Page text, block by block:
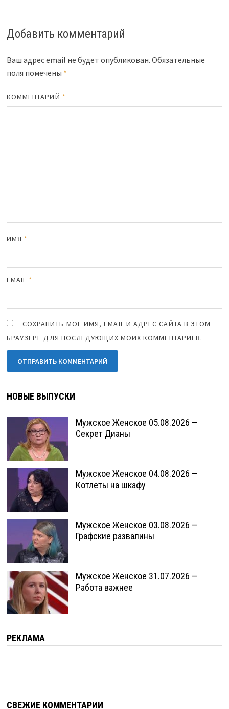
Добавить комментарий
Ваш адрес email не будет опубликован. Обязательные
поля помечены *
КОММЕНТАРИЙ *
ИМЯ *
EMAIL *
СОХРАНИТЬ МОЁ ИМЯ, EMAIL И АДРЕС САЙТА В ЭТОМ
БРАУЗЕРЕ ДЛЯ ПОСЛЕДУЮЩИХ МОИХ КОММЕНТАРИЕВ.
НОВЫЕ ВЫПУСКИ
Мужское Женское 05.08.2026 —
Секрет Дианы
Мужское Женское 04.08.2026 —
Котлеты на шкафу
Мужское Женское 03.08.2026 —
Графские развалины
Мужское Женское 31.07.2026 —
Работа важнее
РЕКЛАМА
СВЕЖИЕ КОММЕНТАРИИ